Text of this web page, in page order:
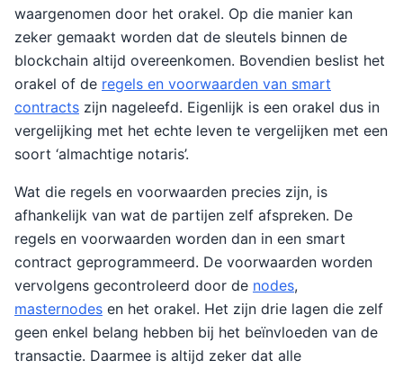
waargenomen door het orakel. Op die manier kan
zeker gemaakt worden dat de sleutels binnen de
blockchain altijd overeenkomen. Bovendien beslist het
orakel of de regels en voorwaarden van smart
contracts zijn nageleefd. Eigenlijk is een orakel dus in
vergelijking met het echte leven te vergelijken met een
soort ‘almachtige notaris’.
Wat die regels en voorwaarden precies zijn, is
afhankelijk van wat de partijen zelf afspreken. De
regels en voorwaarden worden dan in een smart
contract geprogrammeerd. De voorwaarden worden
vervolgens gecontroleerd door de nodes,
masternodes en het orakel. Het zijn drie lagen die zelf
geen enkel belang hebben bij het beïnvloeden van de
transactie. Daarmee is altijd zeker dat alle